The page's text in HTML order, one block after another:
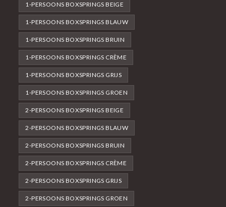
1-PERSOONS BOXSPRINGS BEIGE
1-PERSOONS BOXSPRINGS BLAUW
1-PERSOONS BOXSPRINGS BRUIN
1-PERSOONS BOXSPRINGS CRÈME
1-PERSOONS BOXSPRINGS GRIJS
1-PERSOONS BOXSPRINGS GROEN
2-PERSOONS BOXSPRINGS BEIGE
2-PERSOONS BOXSPRINGS BLAUW
2-PERSOONS BOXSPRINGS BRUIN
2-PERSOONS BOXSPRINGS CRÈME
2-PERSOONS BOXSPRINGS GRIJS
2-PERSOONS BOXSPRINGS GROEN